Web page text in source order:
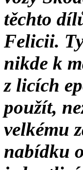
těchto
Felicii.
nikde k
z licích
použít,
velkému
nabídku